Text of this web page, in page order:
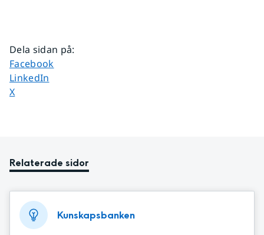
Dela sidan på:
Dela sidan på
Facebook
Dela sidan på
LinkedIn
Dela sidan på
X
Relaterade sidor
Kunskapsbanken